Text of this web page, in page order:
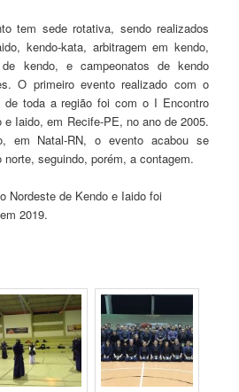
tem sede rotativa, sendo realizados
kendo-kata, arbitragem em kendo,
kendo, e campeonatos de kendo
O primeiro evento realizado com o
de toda a região foi com o I Encontro
e Iaido, em Recife-PE, no ano de 2005.
em Natal-RN, o evento acabou se
norte, seguindo, porém, a contagem.
Nordeste de Kendo e Iaido foi
2019.